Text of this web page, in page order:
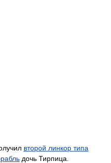
второй линкор типа
дочь Тирпица.